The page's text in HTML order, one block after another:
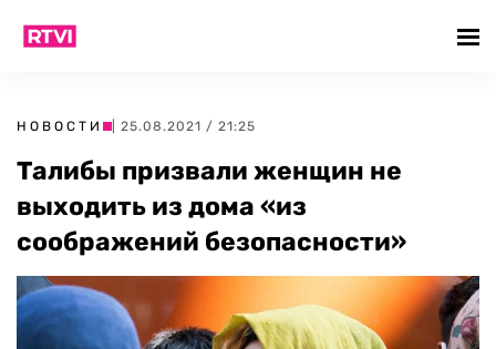
НОВОСТИ | 25.08.2021 / 21:25
Талибы призвали женщин не
выходить из дома «из
соображений безопасности»